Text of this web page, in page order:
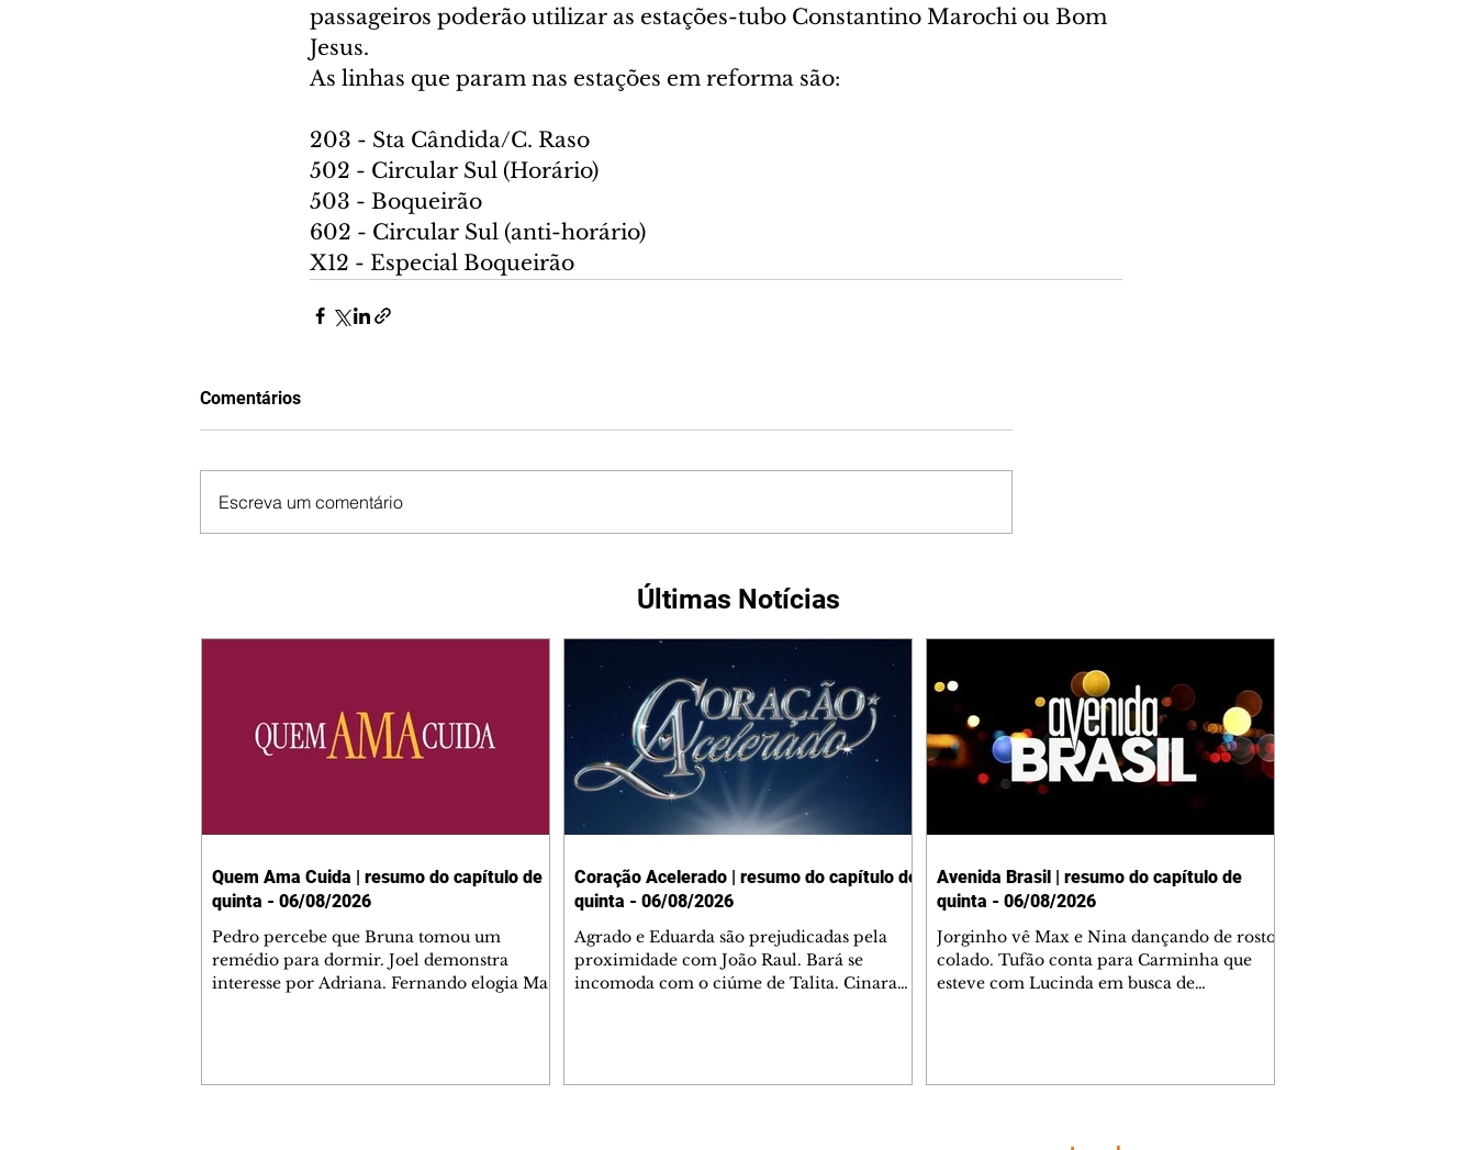
passageiros poderão utilizar as estações-tubo Constantino Marochi ou Bom
Jesus.
As linhas que param nas estações em reforma são:
203 - Sta Cândida/C. Raso
502 - Circular Sul (Horário)
503 - Boqueirão
602 - Circular Sul (anti-horário)
X12 - Especial Boqueirão
Comentários
Escreva um comentário
Últimas Notícias
Quem Ama Cuida | resumo do capítulo de
quinta - 06/08/2026
Pedro percebe que Bruna tomou um
remédio para dormir. Joel demonstra
interesse por Adriana. Fernando elogia Mau
Coração Acelerado | resumo do capítulo de
quinta - 06/08/2026
Agrado e Eduarda são prejudicadas pela
proximidade com João Raul. Bará se
incomoda com o ciúme de Talita. Cinara
Avenida Brasil | resumo do capítulo de
quinta - 06/08/2026
Jorginho vê Max e Nina dançando de rosto
colado. Tufão conta para Carminha que
esteve com Lucinda em busca de
Verônica e Noêmia perseguem Cadinho na